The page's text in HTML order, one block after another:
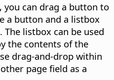
you can drag a button to
a button and a listbox
listbox can be used
the contents of the
drag-and-drop within
page field as a